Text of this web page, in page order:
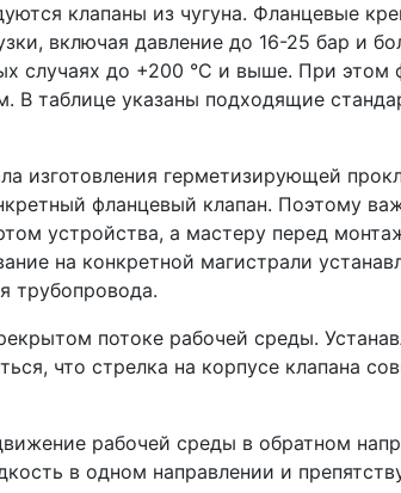
клапаны из чугуна. Фланцевые
включая давление до 16-25 бар и
случаях до +200 °C и выше. При этом
В таблице указаны подходящие
изготовления герметизирующей
фланцевый клапан. Поэтому
устройства, а мастеру перед
на конкретной магистрали
трубопровода.
потоке рабочей среды.
что стрелка на корпусе клапана
рабочей среды в обратном
в одном направлении и